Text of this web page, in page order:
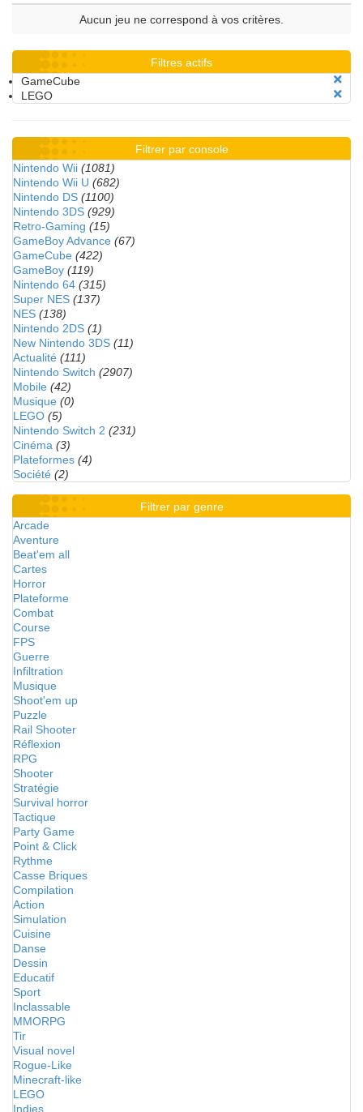
Aucun jeu ne correspond à vos critères.
Filtres actifs
GameCube
LEGO
Filtrer par console
Nintendo Wii (1081)
Nintendo Wii U (682)
Nintendo DS (1100)
Nintendo 3DS (929)
Retro-Gaming (15)
GameBoy Advance (67)
GameCube (422)
GameBoy (119)
Nintendo 64 (315)
Super NES (137)
NES (138)
Nintendo 2DS (1)
New Nintendo 3DS (11)
Actualité (111)
Nintendo Switch (2907)
Mobile (42)
Musique (0)
LEGO (5)
Nintendo Switch 2 (231)
Cinéma (3)
Plateformes (4)
Société (2)
Filtrer par genre
Arcade
Aventure
Beat'em all
Cartes
Horror
Plateforme
Combat
Course
FPS
Guerre
Infiltration
Musique
Shoot'em up
Puzzle
Rail Shooter
Réflexion
RPG
Shooter
Stratégie
Survival horror
Tactique
Party Game
Point & Click
Rythme
Casse Briques
Compilation
Action
Simulation
Cuisine
Danse
Dessin
Educatif
Sport
Inclassable
MMORPG
Tir
Visual novel
Rogue-Like
Minecraft-like
LEGO
Indies